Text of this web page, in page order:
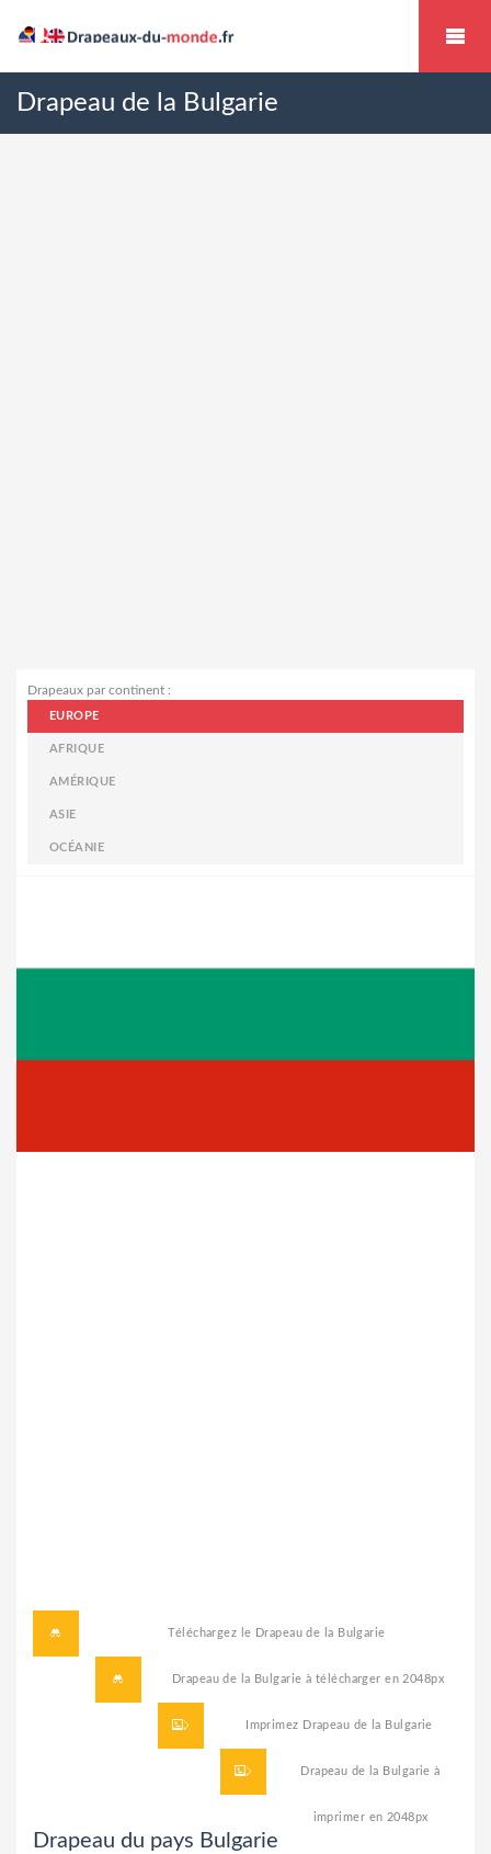
Drapeau de la Bulgarie
Drapeaux par continent :
EUROPE
AFRIQUE
AMÉRIQUE
ASIE
OCÉANIE
Téléchargez le Drapeau de la Bulgarie
Drapeau de la Bulgarie à télécharger en 2048px
Imprimez Drapeau de la Bulgarie
Drapeau de la Bulgarie à
imprimer en 2048px
Drapeau du pays Bulgarie